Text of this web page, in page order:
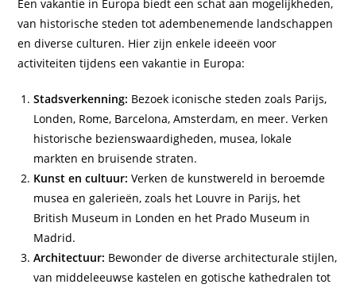
Een vakantie in Europa biedt een schat aan mogelijkheden,
van historische steden tot adembenemende landschappen
en diverse culturen. Hier zijn enkele ideeën voor
activiteiten tijdens een vakantie in Europa:
Stadsverkenning: Bezoek iconische steden zoals Parijs,
Londen, Rome, Barcelona, Amsterdam, en meer. Verken
historische bezienswaardigheden, musea, lokale
markten en bruisende straten.
Kunst en cultuur: Verken de kunstwereld in beroemde
musea en galerieën, zoals het Louvre in Parijs, het
British Museum in Londen en het Prado Museum in
Madrid.
Architectuur: Bewonder de diverse architecturale stijlen,
van middeleeuwse kastelen en gotische kathedralen tot